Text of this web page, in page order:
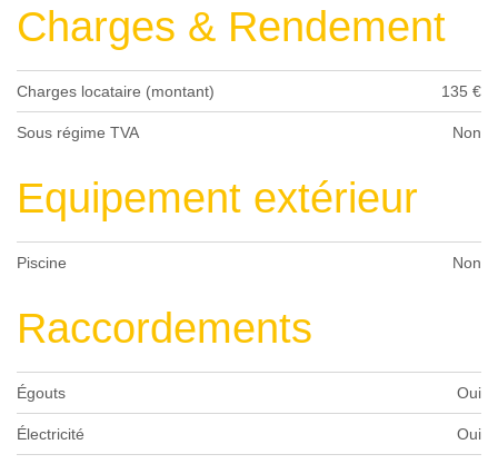
Charges & Rendement
Charges locataire (montant) 135 €
Sous régime TVA Non
Equipement extérieur
Piscine Non
Raccordements
Égouts Oui
Électricité Oui